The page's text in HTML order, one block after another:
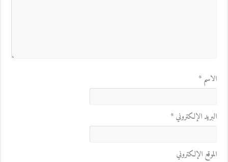
الاسم*
البريد الإلكتروني*
الموقع الإلكتروني